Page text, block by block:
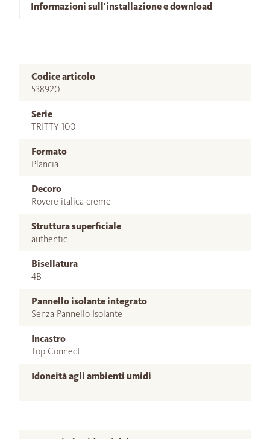
Informazioni sull'installazione e download
Codice articolo
538920
Serie
TRITTY 100
Formato
Plancia
Decoro
Rovere italica creme
Struttura superficiale
authentic
Bisellatura
4B
Pannello isolante integrato
Senza Pannello Isolante
Incastro
Top Connect
Idoneità agli ambienti umidi
–